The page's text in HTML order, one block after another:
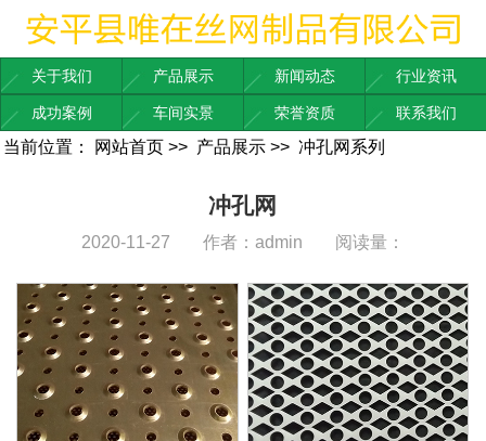
关于我们 产品展示 新闻动态 行业资讯
成功案例 车间实景 荣誉资质 联系我们
当前位置： 网站首页 >> 产品展示 >> 冲孔网系列
冲孔网
2020-11-27 作者：admin 阅读量：